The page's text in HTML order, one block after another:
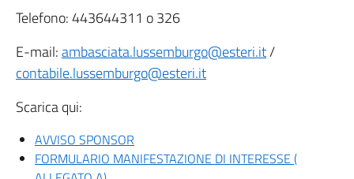
Telefono: 443644311 o 326
E-mail:ambasciata.lussemburgo@esteri.it/
contabile.lussemburgo@esteri.it
Scarica qui:
AVVISO SPONSOR
FORMULARIO MANIFESTAZIONE DI INTERESSE (